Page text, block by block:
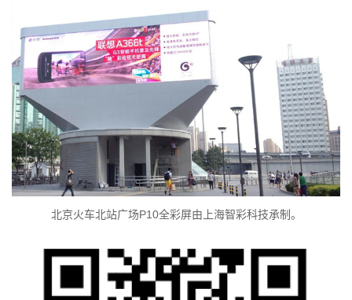
北京火车北站广场P10全彩屏由上海智彩科技承制。